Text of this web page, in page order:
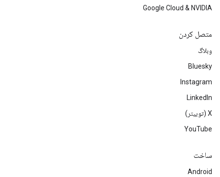
Google Cloud & NVIDIA
متصل کردن
وبلاگ
Bluesky
Instagram
LinkedIn
‫X (توییتر)
YouTube
ساخت
Android